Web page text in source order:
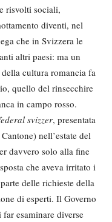
risvolti sociali,
diventi, nel
che in Svizzera le
altri paesi: ma un
cultura romancia fa
quello del rinsecchire
in campo rosso.
svizzer, presentata
nell’estate del
davvero solo alla fine
che aveva irritato i
delle richieste della
di esperti. Il Governo
esaminare diverse